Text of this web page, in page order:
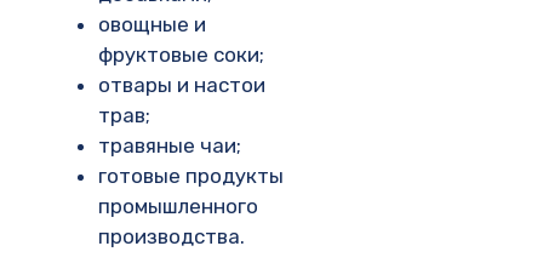
овощные и
фруктовые соки;
отвары и настои
трав;
травяные чаи;
готовые продукты
промышленного
производства.